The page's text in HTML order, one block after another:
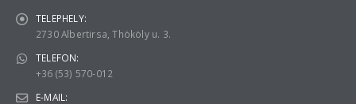
TELEPHELY:
2730 Albertirsa, Thököly u. 3.
TELEFON:
+36 (53) 570-012
E-MAIL: